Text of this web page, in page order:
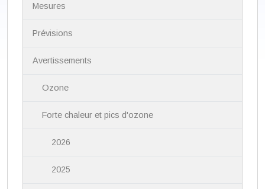
Mesures
Prévisions
Avertissements
Ozone
Forte chaleur et pics d'ozone
2026
2025